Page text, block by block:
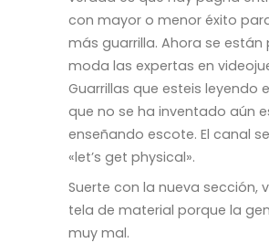
con mayor o menor éxito
más guarrilla. Ahora se están
moda las expertas en
Guarrillas que esteis leyendo
que no se ha inventado aún
enseñando escote. El canal
«let’s get physical».
Suerte con la nueva sección,
tela de material porque la
muy mal.